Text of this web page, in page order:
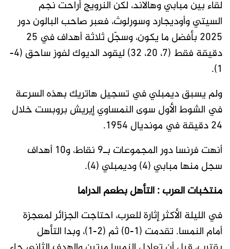
لقاء بين مبابي وهالاند، لكن النرويج أراحت نجم
السيتي وأوديجارد وسورلوث، فعبر صاحب البالون دور
2025 بأفضل ما يكون، وسجّل ثلاثة أهداف في 25
دقيقة فقط (7، 20، 32) ليقود الديوك لفوز ساحق (4-
1).
ولم يسبق ديمبلي في تسجيل هاتريك بهذه السرعة
في الشوط الأول سوى النمساوي إيريش بروبست خلال
24 دقيقة في مونديال 1954.
أنهت فرنسا دور المجموعات بـ9 نقاط، و10 أهداف
سجل منها مبابي (4) وديمبلي (4).
منتخبات العرب : التأهل بطعم الدراما
في الليلة الأكثر إثارة للعرب، احتاجت الجزائر لمعجزة
أمام النمسا. تقدمت (1-0) ثم (2-1)، وبدا التأهل